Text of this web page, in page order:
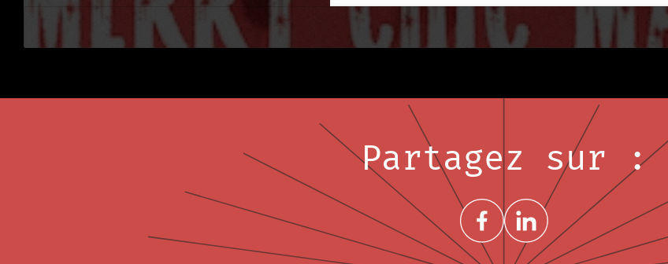
Partagez sur :
Share on FacebookNouvelle fenêtre
Share on LinkedInNouvelle